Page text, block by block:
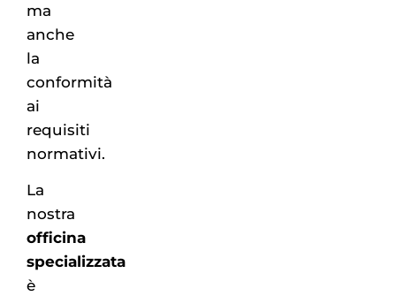
ma
anche
la
conformità
ai
requisiti
normativi.
La
nostra
officina
specializzata
è